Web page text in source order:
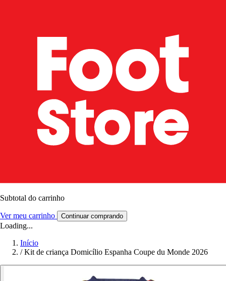
Subtotal do carrinho
Ver meu carrinho Continuar comprando
Loading...
Início
/ Kit de criança Domicílio Espanha Coupe du Monde 2026